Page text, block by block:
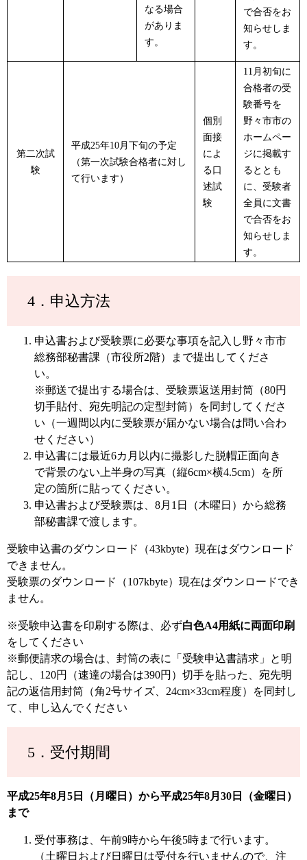
なる場合
がありま
す。
で合否をお
知らせしま
す。
第二次試
験
平成25年10月下旬の予定
（第一次試験合格者に対し
て行います）
個別
面接
によ
る口
述試
験
11月初旬に
合格者の受
験番号を
野々市市の
ホームペー
ジに掲載す
るととも
に、受験者
全員に文書
で合否をお
知らせしま
す。
4．申込方法
申込書および受験票に必要な事項を記入し野々市市
総務部秘書課（市役所2階）まで提出してくださ
い。
※郵送で提出する場合は、受験票返送用封筒（80円
切手貼付、宛先明記の定型封筒）を同封してくださ
い（一週間以内に受験票が届かない場合は問い合わ
せください）
申込書には最近6カ月以内に撮影した脱帽正面向き
で背景のない上半身の写真（縦6cm×横4.5cm）を所
定の箇所に貼ってください。
申込書および受験票は、8月1日（木曜日）から総務
部秘書課で渡します。
受験申込書のダウンロード（43kbyte）現在はダウンロード
できません。
受験票のダウンロード（107kbyte）現在はダウンロードでき
ません。
※受験申込書を印刷する際は、必ず白色A4用紙に両面印刷
をしてください
※郵便請求の場合は、封筒の表に「受験申込書請求」と明
記し、120円（速達の場合は390円）切手を貼った、宛先明
記の返信用封筒（角2号サイズ、24cm×33cm程度）を同封し
て、申し込んでください
5．受付期間
平成25年8月5日（月曜日）から平成25年8月30日（金曜日）
まで
受付事務は、午前9時から午後5時まで行います。
（土曜日および日曜日は受付を行いませんので、注